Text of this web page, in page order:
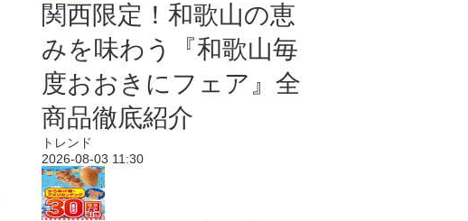
関西限定！和歌山の恵
みを味わう『和歌山毎
度おおきにフェア』全
商品徹底紹介
トレンド
2026-08-03 11:30